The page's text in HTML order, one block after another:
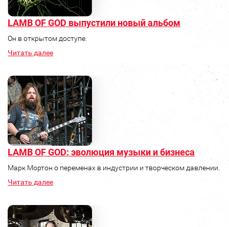
LAMB OF GOD выпустили новый альбом
Он в открытом доступе.
Читать далее
LAMB OF GOD: эволюция музыки и бизнеса
Марк Мортон о переменах в индустрии и творческом давлении.
Читать далее